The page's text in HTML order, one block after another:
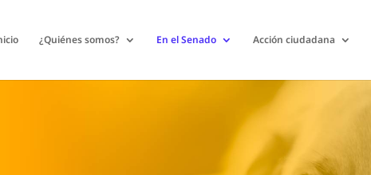
¿Quiénes somos? En el Senado Acción ciudadana